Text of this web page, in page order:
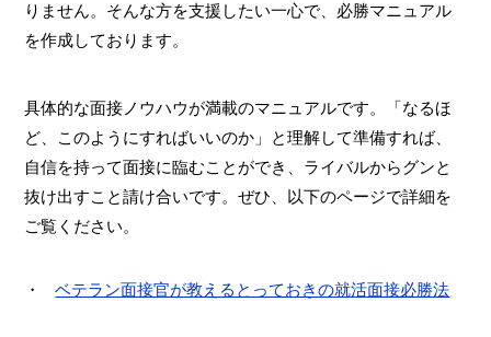
りません。そんな方を支援したい一心で、必勝マニュアル
を作成しております。
具体的な面接ノウハウが満載のマニュアルです。「なるほ
ど、このようにすればいいのか」と理解して準備すれば、
自信を持って面接に臨むことができ、ライバルからグンと
抜け出すこと請け合いです。ぜひ、以下のページで詳細を
ご覧ください。
ベテラン面接官が教えるとっておきの就活面接必勝法